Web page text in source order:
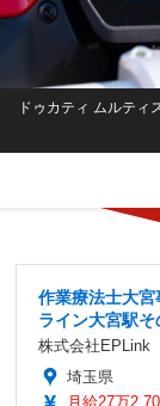
ドゥカティ ムルティ
作業療法士大
ライン大宮駅
株式会社EPLink
埼玉県
月給27万